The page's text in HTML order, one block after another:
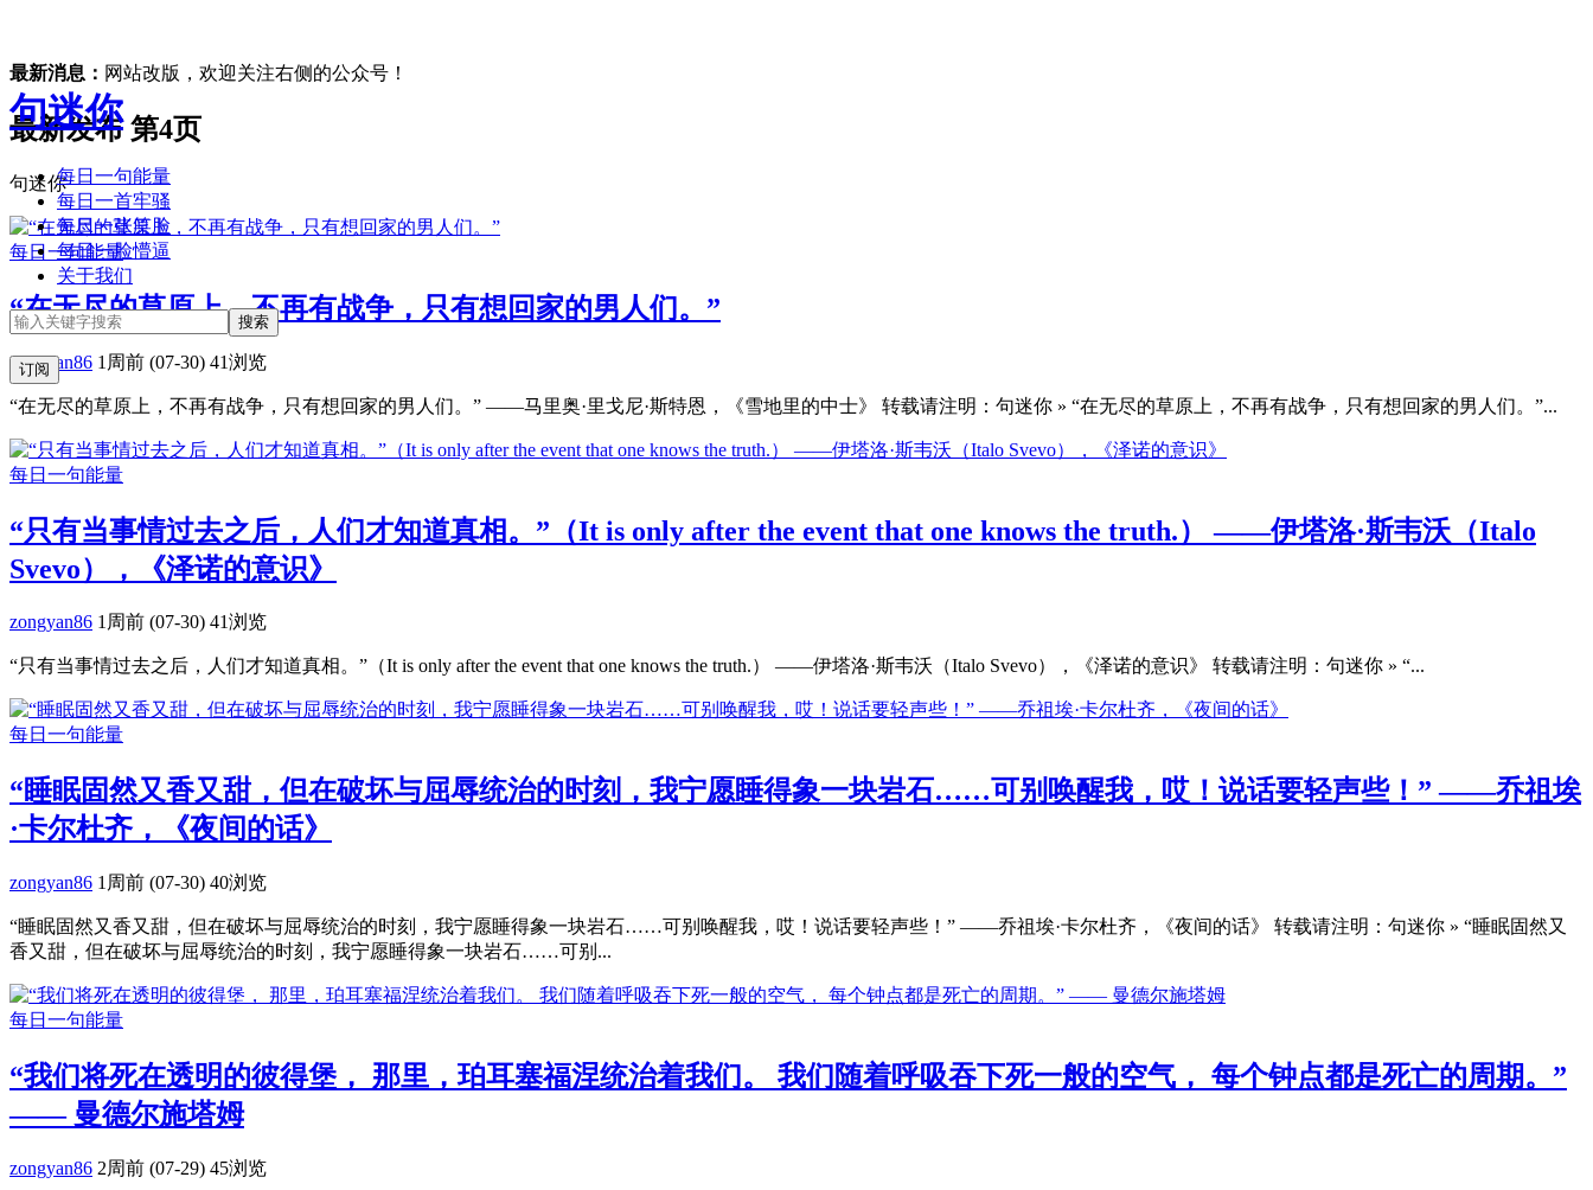
句迷你
每日一句能量
每日一首牢骚
每日一张笑脸
每日一脸懵逼
关于我们
订阅
最新消息： 网站改版，欢迎关注右侧的公众号！
最新发布 第4页
句迷你
每日一句能量
“在无尽的草原上，不再有战争，只有想回家的男人们。”
zongyan86 1周前 (07-30) 41浏览
“在无尽的草原上，不再有战争，只有想回家的男人们。” ——马里奥·里戈尼·斯特恩，《雪地里的中士》 转载请注明：句迷你 » “在无尽的草原上，不再有战争，只有想回家的男人们。”...
每日一句能量
“只有当事情过去之后，人们才知道真相。”（It is only after the event that one knows the truth.） ——伊塔洛·斯韦沃（Italo
Svevo），《泽诺的意识》
zongyan86 1周前 (07-30) 41浏览
“只有当事情过去之后，人们才知道真相。”（It is only after the event that one knows the truth.） ——伊塔洛·斯韦沃（Italo Svevo），《泽诺的意识》 转载请注明：句迷你 » “...
每日一句能量
“睡眠固然又香又甜，但在破坏与屈辱统治的时刻，我宁愿睡得象一块岩石……可别唤醒我，哎！说话要轻声些！” ——乔祖埃
·卡尔杜齐，《夜间的话》
zongyan86 1周前 (07-30) 40浏览
“睡眠固然又香又甜，但在破坏与屈辱统治的时刻，我宁愿睡得象一块岩石……可别唤醒我，哎！说话要轻声些！” ——乔祖埃·卡尔杜齐，《夜间的话》 转载请注明：句迷你 » “睡眠固然又
香又甜，但在破坏与屈辱统治的时刻，我宁愿睡得象一块岩石……可别...
每日一句能量
“我们将死在透明的彼得堡， 那里，珀耳塞福涅统治着我们。 我们随着呼吸吞下死一般的空气， 每个钟点都是死亡的周期。”
—— 曼德尔施塔姆
zongyan86 2周前 (07-29) 45浏览